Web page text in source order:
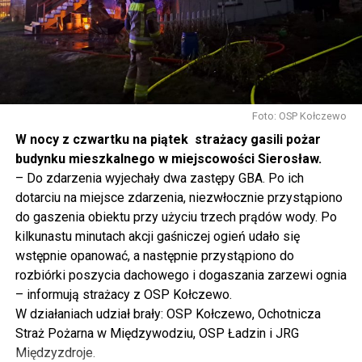
tak to traktujemy. Jesteśmy dzisiaj w Wolinie. Często to
mówię, tutaj, na wyspie Wolin, na wyspie Uznam, Polska
się tutaj nie kończy, Polska się tutaj zaczyna.
Gdyby nie determinacja rządu Prawa i Sprawiedliwości,
to tunel pod Świną do dzisiaj byłby w sferze
projektowania i dyskusji. Ważny tutaj był wkład
samorządu, ale to rząd PiS podjął w tej sprawie
najważniejsze decyzje. Powstał dzięki ogromnej
determinacji rządu najpierw Pani Premier Beaty Szydło,
a następnie Pana Premiera Mateusza Morawieckiego.
Chciałbym podziękować Panu Premierowi za to jak
osobiście pilnował powstania tej inwestycji. Cieszymy
się, że turyści również korzystają z tunelu, cieszymy się,
że wśród tych 4 milionów samochodów, które
przejechały już otwartym tunelem w Świnoujściu,
przyjechało tutaj do nas tak wielu turystów z zagranicy
– powiedział Wiceprezes PiS Joachim Brudziński w
Foto: OSP Kołczewo
W nocy z czwartku na piątek strażacy gasili pożar
budynku mieszkalnego w miejscowości Sierosław.
– Do zdarzenia wyjechały dwa zastępy GBA. Po ich
dotarciu na miejsce zdarzenia, niezwłocznie przystąpiono
do gaszenia obiektu przy użyciu trzech prądów wody. Po
kilkunastu minutach akcji gaśniczej ogień udało się
wstępnie opanować, a następnie przystąpiono do
rozbiórki poszycia dachowego i dogaszania zarzewi ognia
– informują strażacy z OSP Kołczewo.
W działaniach udział brały: OSP Kołczewo, Ochotnicza
Straż Pożarna w Międzywodziu, OSP Ładzin i JRG
Międzyzdroje.